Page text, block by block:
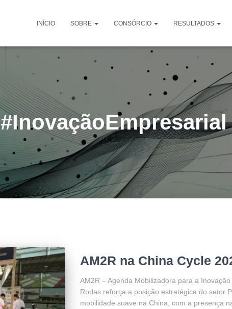
INÍCIO SOBRE CONSÓRCIO RESULTADOS
#InovaçãoEmpresarial
AM2R na China Cycle
AM2R – Agenda Mobilizadora para a
Rodas reforça a posição estratégica do setor
mobilidade suave na China, com a presença